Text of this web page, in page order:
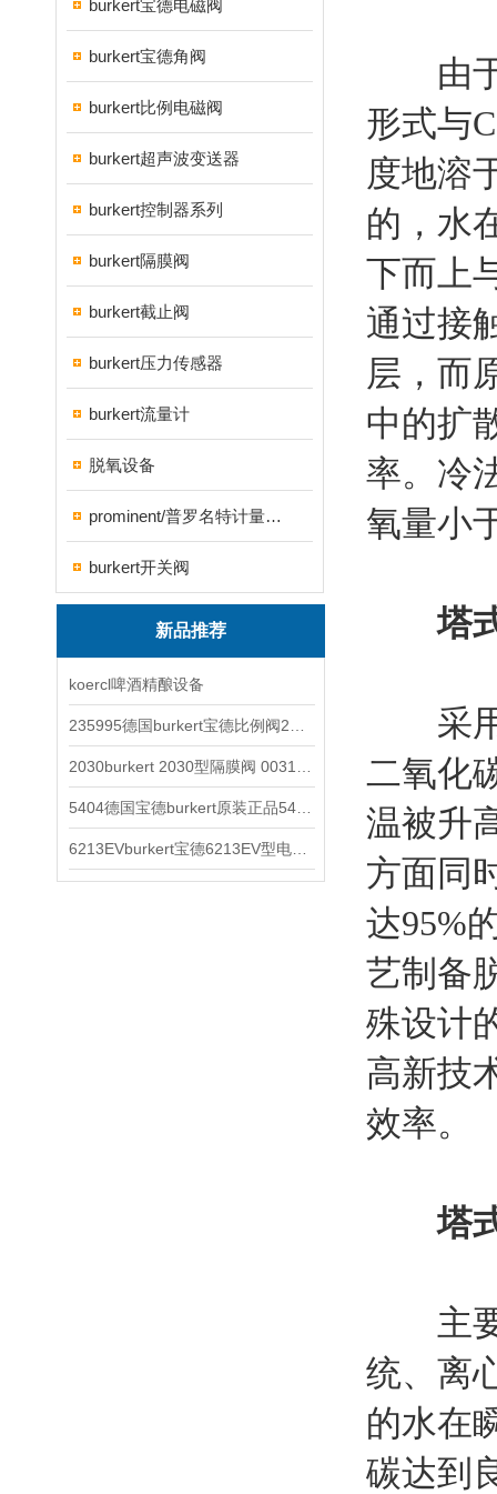
burkert宝德电磁阀
burkert宝德角阀
burkert比例电磁阀
burkert超声波变送器
burkert控制器系列
burkert隔膜阀
burkert截止阀
burkert压力传感器
burkert流量计
脱氧设备
prominent/普罗名特计量泵系列
burkert开关阀
新品推荐
koercl啤酒精酿设备
由于
形式与
度地溶
的，水
下而上
通过接
层，而
中的扩
率。冷
氧量小
塔
采用
二氧化
温被升
方面同
达95%
艺制备
殊设计
高新技
效率。
塔
主要
统、离
的水在
碳达到